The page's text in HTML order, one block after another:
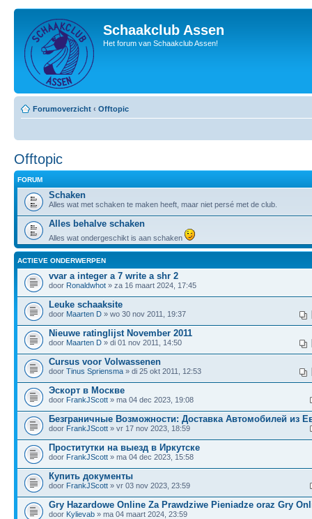
Schaakclub Assen
Het forum van Schaakclub Assen!
Forumoverzicht ‹ Offtopic
Offtopic
FORUM
Schaken
Alles wat met schaken te maken heeft, maar niet persé met de club.
Alles behalve schaken
Alles wat ondergeschikt is aan schaken
ACTIEVE ONDERWERPEN
vvar a integer a 7 write a shr 2
door Ronaldwhot » za 16 maart 2024, 17:45
Leuke schaaksite
door Maarten D » wo 30 nov 2011, 19:37
Nieuwe ratinglijst November 2011
door Maarten D » di 01 nov 2011, 14:50
Cursus voor Volwassenen
door Tinus Spriensma » di 25 okt 2011, 12:53
Эскорт в Москве
door FrankJScott » ma 04 dec 2023, 19:08
Безграничные Возможности: Доставка Автомобилей из
door FrankJScott » vr 17 nov 2023, 18:59
Проститутки на выезд в Иркутске
door FrankJScott » ma 04 dec 2023, 15:58
Купить документы
door FrankJScott » vr 03 nov 2023, 23:59
Gry Hazardowe Online Za Prawdziwe Pieniadze oraz Gry
door Kylievab » ma 04 maart 2024, 23:59